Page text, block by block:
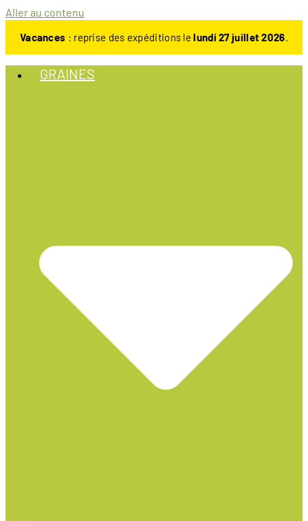
Aller au contenu
Vacances : reprise des expéditions lelundi 27 juillet 2026.
GRAINES